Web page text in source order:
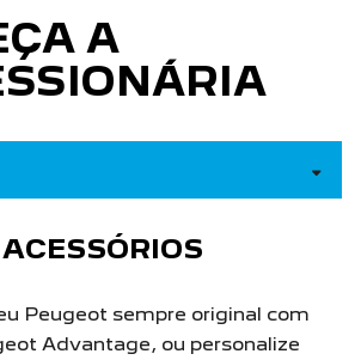
A
Peugeot sempre original com
Advantage, ou personalize